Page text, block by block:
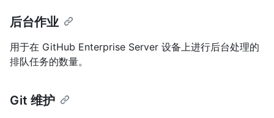
后台作业
用于在 GitHub Enterprise Server 设备上进行后台处理的
排队任务的数量。
Git 维护